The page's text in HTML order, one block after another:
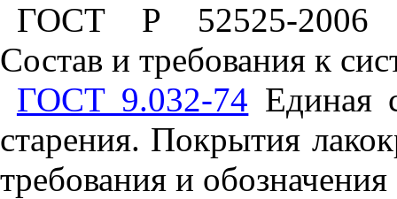
ГОСТ Р 52525-2006
Состав и требования к
ГОСТ 9.032-74 Единая
старения. Покрытия
требования и обозначения